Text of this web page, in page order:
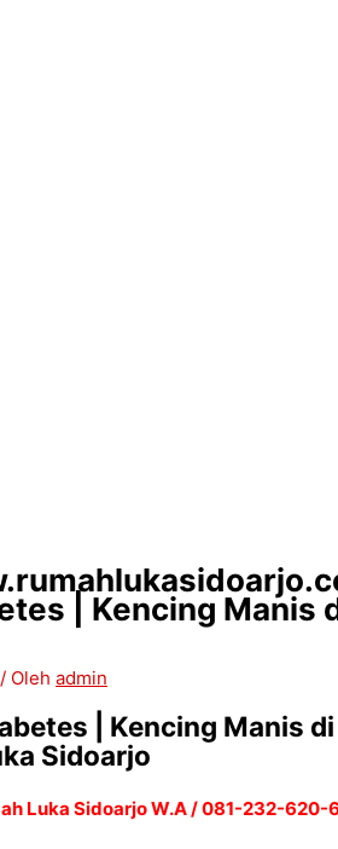
| Kencing Manis
/ Oleh admin
| Kencing Manis
Sidoarjo
Luka Sidoarjo W.A / 081-232-620-